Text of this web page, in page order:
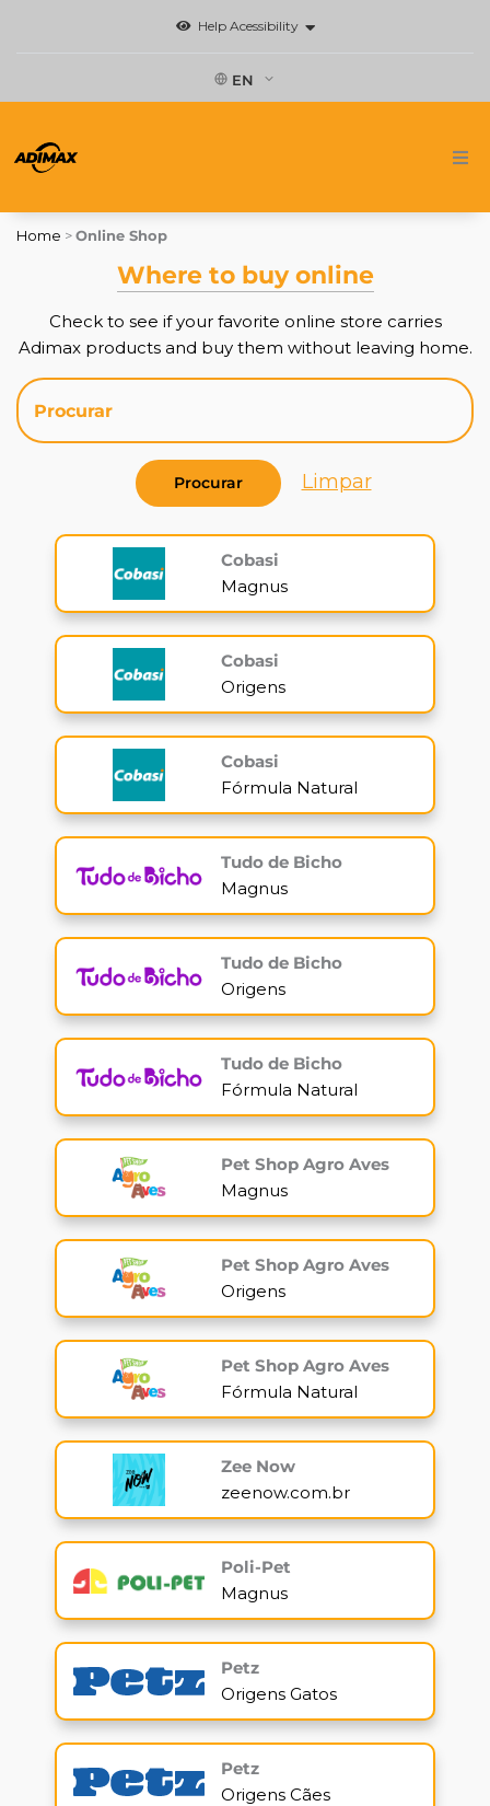
Help Acessibility
EN
Brands
News
Where to buy
Contact
Nutrindo Amor
Pet Terapia
Magnus Visit
Alimente o Bem
Fórmula do Bem
Futsal
Parasport
Licensed Schools Network
Pequenos de Raça
Home > Online Shop
Where to buy online
Check to see if your favorite online store carries
Adimax products and buy them without leaving home.
Limpar
Cobasi
Magnus
Cobasi
Origens
Cobasi
Fórmula Natural
Tudo de Bicho
Magnus
Tudo de Bicho
Origens
Tudo de Bicho
Fórmula Natural
Pet Shop Agro Aves
Magnus
Pet Shop Agro Aves
Origens
Pet Shop Agro Aves
Fórmula Natural
Zee Now
zeenow.com.br
Poli-Pet
Magnus
Petz
Origens Gatos
Petz
Origens Cães